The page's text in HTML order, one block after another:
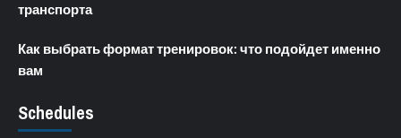
транспорта
Как выбрать формат тренировок: что подойдет именно
вам
Schedules